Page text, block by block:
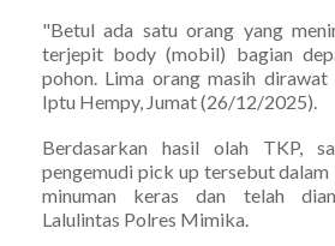
"Betul ada satu orang yang
terjepit body (mobil) bagian
pohon. Lima orang masih dirawat
Iptu Hempy, Jumat (26/12/2025).
Berdasarkan hasil olah TKP,
pengemudi pick up tersebut
minuman keras dan telah
Lalulintas Polres Mimika.